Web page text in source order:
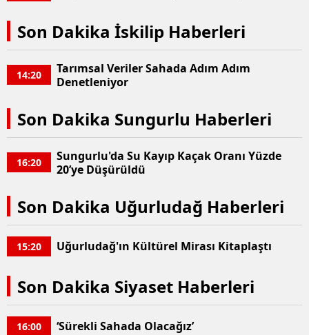
Son Dakika İskilip Haberleri
14:20
Tarımsal Veriler Sahada Adım Adım
Denetleniyor
Son Dakika Sungurlu Haberleri
16:20
Sungurlu'da Su Kayıp Kaçak Oranı Yüzde
20’ye Düşürüldü
Son Dakika Uğurludağ Haberleri
15:20 Uğurludağ'ın Kültürel Mirası Kitaplaştı
Son Dakika Siyaset Haberleri
16:00 ‘Sürekli Sahada Olacağız’